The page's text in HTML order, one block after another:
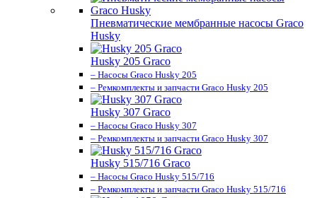
Пневматические мембранные насосы Graco
Husky
Husky 205 Graco
– Насосы Graco Husky 205
– Ремкомплекты и запчасти Graco Husky 205
Husky 307 Graco
– Насосы Graco Husky 307
– Ремкомплекты и запчасти Graco Husky 307
Husky 515/716 Graco
– Насосы Graco Husky 515/716
– Ремкомплекты и запчасти Graco Husky 515/716